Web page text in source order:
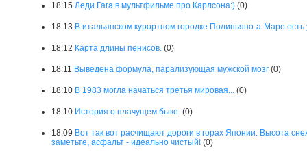
18:15 Леди Гага в мультфильме про Карлсона:) (0)
18:13 В итальянском курортном городке Полиньяно-а-Маре
18:12 Карта длины пенисов. (0)
18:11 Выведена формула, парализующая мужской мозг (0)
18:10 В 1983 могла начаться третья мировая... (0)
18:10 История о плачущем быке. (0)
18:09 Вот так вот расчищают дороги в горах Японии. Высота
заметьте, асфальт - идеально чистый! (0)